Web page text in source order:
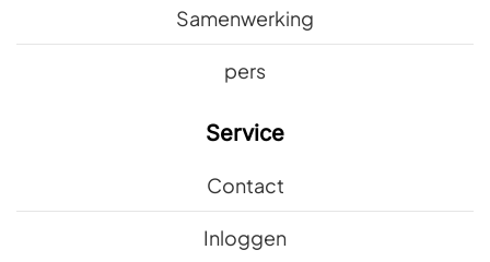
Samenwerking
pers
Service
Contact
Inloggen